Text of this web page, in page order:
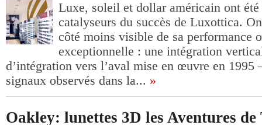
Luxe, soleil et dollar américain ont été
catalyseurs du succès de Luxottica.
côté moins visible de sa performance
exceptionnelle : une intégration
d’intégration vers l’aval mise en œuvre en 1995
signaux observés dans la... »
Oakley: lunettes 3D les Aventures